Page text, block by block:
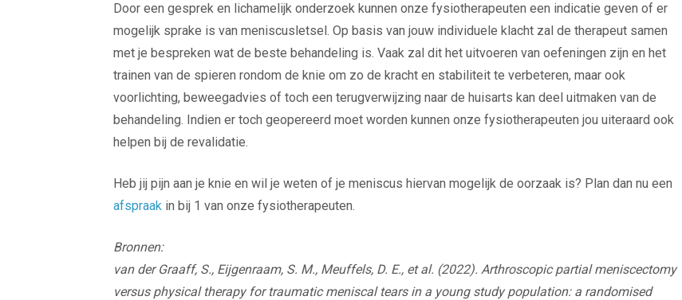
Door een gesprek en lichamelijk onderzoek kunnen onze fysiotherapeuten een indicatie geven of er
mogelijk sprake is van meniscusletsel. Op basis van jouw individuele klacht zal de therapeut samen
met je bespreken wat de beste behandeling is. Vaak zal dit het uitvoeren van oefeningen zijn en het
trainen van de spieren rondom de knie om zo de kracht en stabiliteit te verbeteren, maar ook
voorlichting, beweegadvies of toch een terugverwijzing naar de huisarts kan deel uitmaken van de
behandeling. Indien er toch geopereerd moet worden kunnen onze fysiotherapeuten jou uiteraard ook
helpen bij de revalidatie.
Heb jij pijn aan je knie en wil je weten of je meniscus hiervan mogelijk de oorzaak is? Plan dan nu een
afspraak in bij 1 van onze fysiotherapeuten.
Bronnen:
van der Graaff, S., Eijgenraam, S. M., Meuffels, D. E., et al. (2022). Arthroscopic partial meniscectomy
versus physical therapy for traumatic meniscal tears in a young study population: a randomised